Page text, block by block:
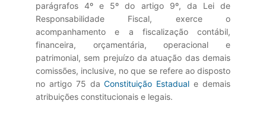
parágrafos 4º e 5º do artigo 9º, da Lei de
Responsabilidade Fiscal, exerce o
acompanhamento e a fiscalização contábil,
financeira, orçamentária, operacional e
patrimonial, sem prejuízo da atuação das demais
comissões, inclusive, no que se refere ao disposto
no artigo 75 daConstituição Estadual e demais
atribuições constitucionais e legais.